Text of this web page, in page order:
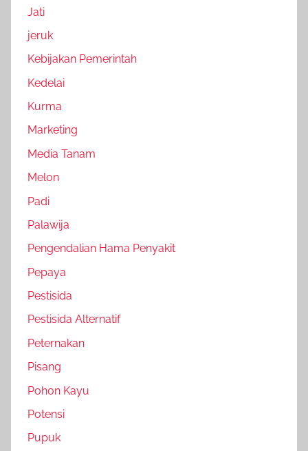
Jati
jeruk
Kebijakan Pemerintah
Kedelai
Kurma
Marketing
Media Tanam
Melon
Padi
Palawija
Pengendalian Hama Penyakit
Pepaya
Pestisida
Pestisida Alternatif
Peternakan
Pisang
Pohon Kayu
Potensi
Pupuk